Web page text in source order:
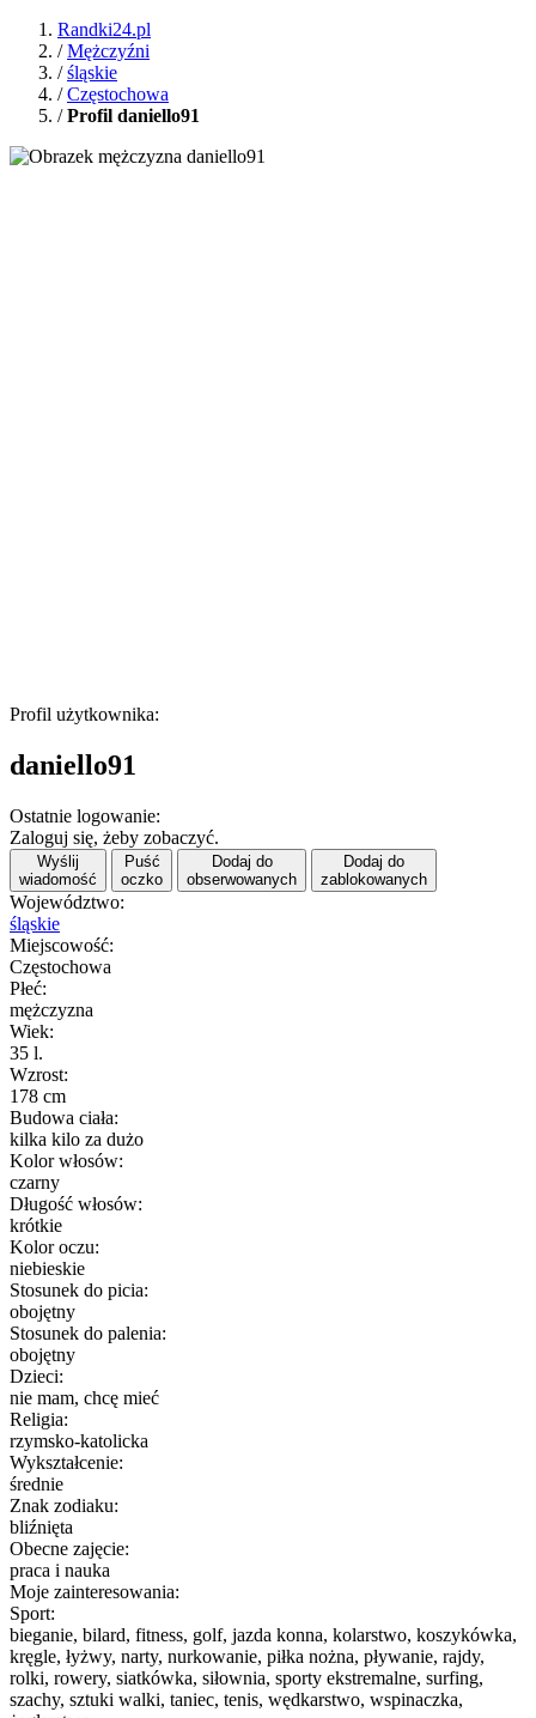
Randki24.pl
/Mężczyźni
/śląskie
/Częstochowa
/Profil daniello91
Profil użytkownika:
daniello91
Ostatnie logowanie:
Zaloguj się, żeby zobaczyć.
Wyślij
wiadomość
Puść
oczko
Dodaj do
obserwowanych
Dodaj do
zablokowanych
Województwo:
śląskie
Miejscowość:
Częstochowa
Płeć:
mężczyzna
Wiek:
35 l.
Wzrost:
178 cm
Budowa ciała:
kilka kilo za dużo
Kolor włosów:
czarny
Długość włosów:
krótkie
Kolor oczu:
niebieskie
Stosunek do picia:
obojętny
Stosunek do palenia:
obojętny
Dzieci:
nie mam, chcę mieć
Religia:
rzymsko-katolicka
Wykształcenie:
średnie
Znak zodiaku:
bliźnięta
Obecne zajęcie:
praca i nauka
Moje zainteresowania:
Sport:
bieganie, bilard, fitness, golf, jazda konna, kolarstwo, koszykówka,
kręgle, łyżwy, narty, nurkowanie, piłka nożna, pływanie, rajdy,
rolki, rowery, siatkówka, siłownia, sporty ekstremalne, surfing,
szachy, sztuki walki, taniec, tenis, wędkarstwo, wspinaczka,